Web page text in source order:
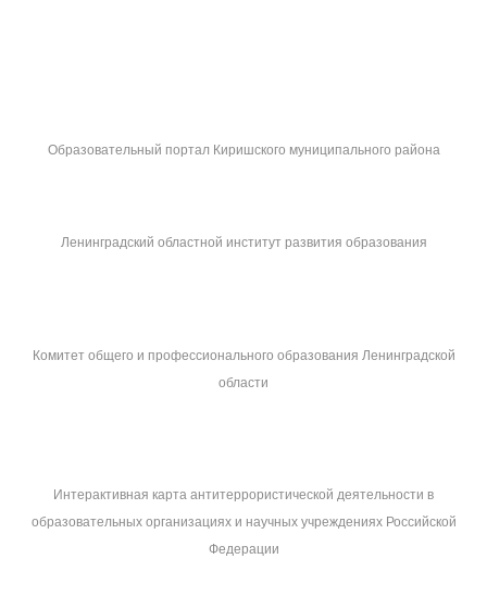
Образовательный портал Киришского муниципального района
Ленинградский областной институт развития образования
Комитет общего и профессионального образования Ленинградской
области
Интерактивная карта антитеррористической деятельности в
образовательных организациях и научных учреждениях Российской
Федерации